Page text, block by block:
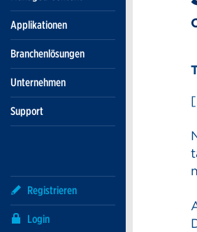
Applikationen
Branchenlösungen
Unternehmen
Support
Registrieren
Login